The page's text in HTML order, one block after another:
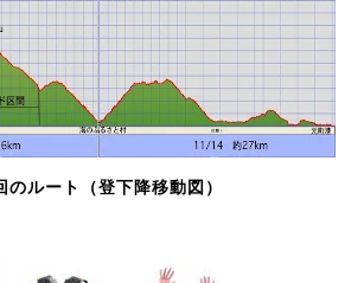
のルート（登下降移動図）